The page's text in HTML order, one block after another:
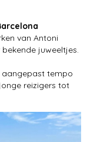
van Antoni
juweeltjes.
aangepast tempo
reizigers tot